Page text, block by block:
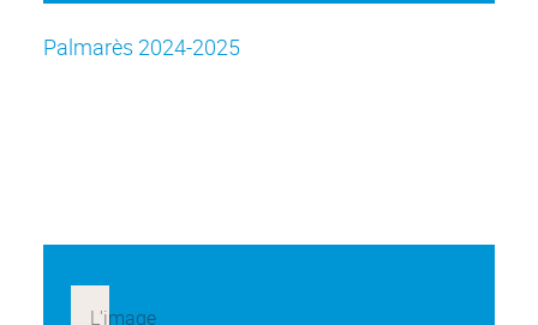
Palmarès 2024-2025